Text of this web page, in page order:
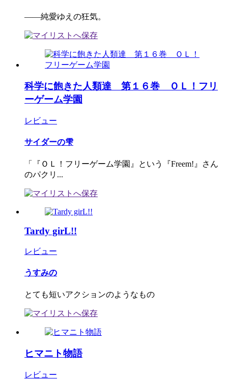
――純愛ゆえの狂気。
科学に飽きた人類達 第１６巻 ＯＬ！フリ
ーゲーム学園
レビュー
サイダーの雫
「『ＯＬ！フリーゲーム学園』という『Freem!』さん
のパクリ...
Tardy girL!!
レビュー
うすみの
とても短いアクションのようなもの
ヒマニト物語
レビュー